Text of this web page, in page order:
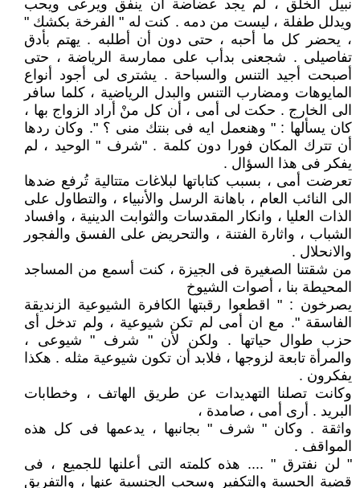
نبيل الخلق ، لم يجد غضاضة أن ينفق ويرعى ويحب
ويدلل طفلة ، ليست من دمه . كنت له " الفرخة بكشك "
، يحضر كل ما أحبه ، حتى دون أن أطلبه . يهتم بأدق
تفاصيلى . شجعنى بدأب على ممارسة الرياضة ، حتى
أصبحت أجيد التنس والسباحة . يشترى لى أجود أنواع
المايوهات ومضارب التنس والبدل الرياضية ، كلما سافر
الى الخارج . حكت لى أمى ، أن كل منْ أراد الزواج بها ،
كان يسألها : " وهنعمل ايه فى بنتك منى ؟ ". وكان ردها
أن تترك المكان فورا دون كلمة . "شرف " الوحيد ، لم
يفكر فى هذا السؤال .
تعرضت أمى ، بسبب كتاباتها لبلاغات متتالية تُرفع ضدها
الى النائب العام ، باهانة الرسل والأنبياء ، والتطاول على
الذات العليا ، وانكار المقدسات والثوابت الدينية ، وافساد
الشباب ، واثارة الفتنة ، والتحريض على الفسق والفجور
والانحلال .
من شقتنا الصغيرة فى الجيزة ، كنت أسمع من المساجد
المحيطة بنا ، أصوات الشيوخ
يصرخون : " اقطعوا رقبتها الكافرة الشيوعية الزنديقة
الفاسقة ". مع ان أمى لم تكن شيوعية ، ولم تدخل أى
حزب طوال حياتها . ولكن لأن " شرف " شيوعى ،
والمرأة تابعة لزوجها ، فلابد أن تكون شيوعية مثله . هكذا
يفكرون .
وكانت تصلنا التهديدات عن طريق الهاتف ، وخطابات
البريد . أرى أمى ، صامدة ،
واثقة . وكان " شرف " بجانبها ، يدعمها فى كل هذه
المواقف .
" لن نفترق " .... هذه كلمته التى أعلنها للجميع ، فى
قضية الحسبة والتكفير وسحب الجنسية عنها ، والتفريق